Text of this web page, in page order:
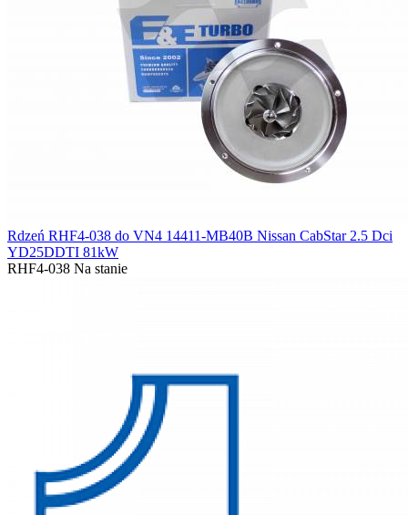
Rdzeń RHF4-038 do VN4 14411-MB40B Nissan CabStar 2.5 Dci
YD25DDTI 81kW
RHF4-038 Na stanie